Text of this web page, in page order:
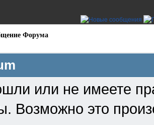
Форума
или не имеете
Возможно это